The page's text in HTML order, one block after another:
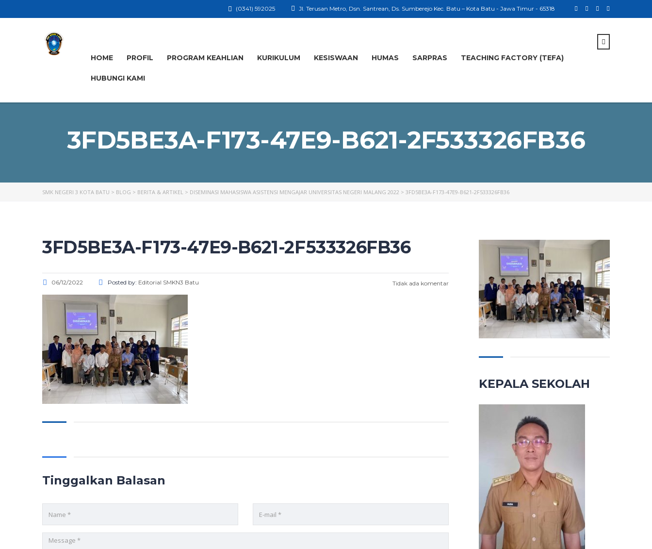
Jl. Terusan Metro, Dsn. Santrean, Ds. Sumberejo Kec. Batu – Kota Batu - Jawa Timur - 65318
(0341) 592025
HOME PROFIL PROGRAM KEAHLIAN KURIKULUM KESISWAAN HUMAS SARPRAS TEACHING FACTORY (TEFA)
HUBUNGI KAMI
3FD5BE3A-F173-47E9-B621-2F533326FB36
SMK NEGERI 3 KOTA BATU > BLOG > BERITA & ARTIKEL > DISEMINASI MAHASISWA ASISTENSI MENGAJAR UNIVERSITAS NEGERI MALANG 2022 > 3FD5BE3A-F173-47E9-B621-2F533326FB36
3FD5BE3A-F173-47E9-B621-2F533326FB36
06/12/2022 Posted by: Editorial SMKN3 Batu Tidak ada komentar
Tinggalkan Balasan
KEPALA SEKOLAH